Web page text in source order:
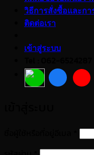
วิธีการสั่งซื้อและกา
ติดต่อเรา
เข้าสู่ระบบ
ต้อง